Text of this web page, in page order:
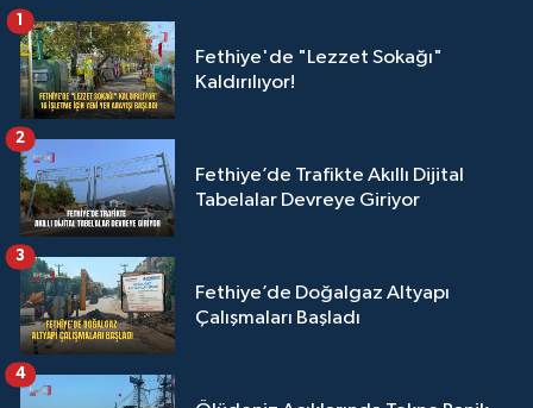
Fethiye'de "Lezzet Sokağı"
Kaldırılıyor!
1
Fethiye’de Trafikte Akıllı Dijital
Tabelalar Devreye Giriyor
2
Fethiye’de Doğalgaz Altyapı
Çalışmaları Başladı
3
4